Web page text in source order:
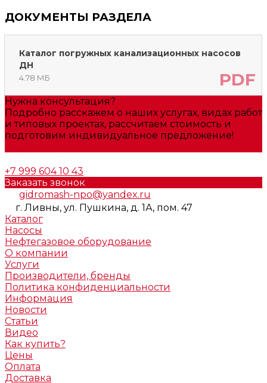
ДОКУМЕНТЫ РАЗДЕЛА
Каталог погружных канализационных насосов
ДН
4.78 МБ PDF
Нужна консультация?
Подробно расскажем о наших услугах, видах работ
и типовых проектах, рассчитаем стоимость и
подготовим индивидуальное предложение!
+7 999 604 10 43
Заказать звонок
gidromash-npo@yandex.ru
г. Ливны, ул. Пушкина, д. 1А, пом. 47
Каталог
Насосы
Нефтегазовое оборудование
О компании
Услуги
Производители, бренды
Политика конфиденциальности
Информация
Новости
Статьи
Видео
Как купить?
Цены
Оплата
Доставка